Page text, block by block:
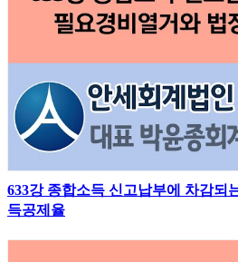
633강 종합소득 신고납부에 차감되
득공제율